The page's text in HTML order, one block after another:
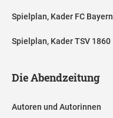
Spielplan, Kader FC Bayern
Spielplan, Kader TSV 1860
Die Abendzeitung
Autoren und Autorinnen